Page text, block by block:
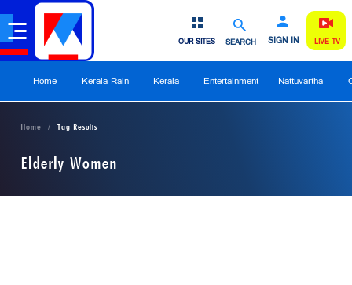
SEARCH SIGN IN
OUR SITES LIVE TV
Home Kerala Rain Kerala Entertainment Nattuvartha
Home Tag Results
Elderly Women